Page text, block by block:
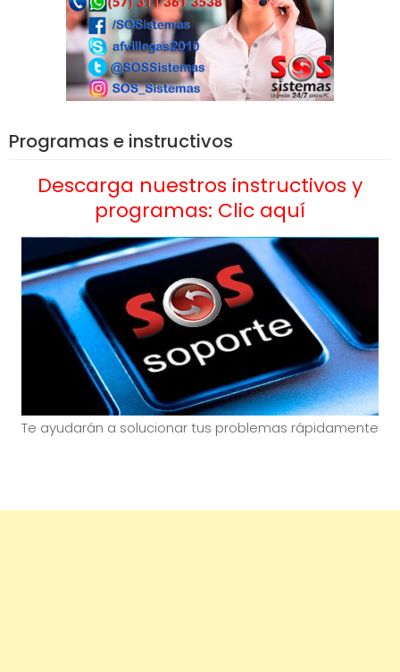
Programas e instructivos
Descarga nuestros instructivos y
programas: Clic aquí
Te ayudarán a solucionar tus problemas rápidamente